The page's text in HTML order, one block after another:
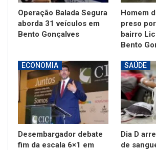
Operação Balada Segura
aborda 31 veículos em
Bento Gonçalves
Homem
preso
bairro
Bento
ECONOMIA
Desembargador debate
fim da escala 6×1 em
SAÚDE
Dia D
de